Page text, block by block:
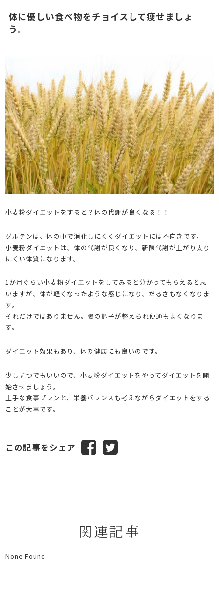
体に優しい食べ物をチョイスして痩せましょ
う。
小麦粉ダイエットをすると？体の代謝が良くなる！！
グルテンは、体の中で消化しにくくダイエットには不向きです。
小麦粉ダイエットは、体の代謝が良くなり、新陳代謝が上がり太り
にくい体質になります。
1か月ぐらい小麦粉ダイエットをしてみると分かってもらえると思
いますが、体が軽くなったような感じになり、だるさもなくなりま
す。
それだけではありません。腸の調子が整えられ便通もよくなりま
す。
ダイエット効果もあり、体の健康にも良いのです。
少しずつでもいいので、小麦粉ダイエットをやってダイエットを開
始させましょう。
上手な食事プランと、栄養バランスも考えながらダイエットをする
ことが大事です。
この記事をシェア
関連記事
None Found